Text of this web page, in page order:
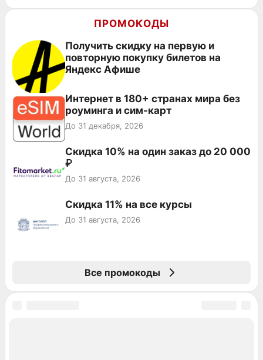
ПРОМОКОДЫ
Получить скидку на первую и
повторную покупку билетов на
Яндекс Афише
Интернет в 180+ странах мира без
роуминга и сим-карт
До 31 декабря, 2026
Скидка 10% на один заказ до 20 000
₽
До 31 августа, 2026
Скидка 11% на все курсы
До 31 августа, 2026
Все промокоды